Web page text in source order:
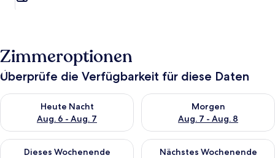
Zimmeroptionen
Überprüfe die Verfügbarkeit für diese Daten
Heute Nacht
Aug. 6 - Aug. 7
Überprüfe die Verfügbarkeit für heute Nacht, Aug. 6 - Aug. 7.
Morgen
Aug. 7 - Aug. 8
Überprüfe die Verfügbarkeit
Dieses Wochenende
Überprüfe die Verfügbarkeit für dieses Wochenende, Aug. 7
Nächstes Wochenende
Überprüfe die Verfügbarkeit